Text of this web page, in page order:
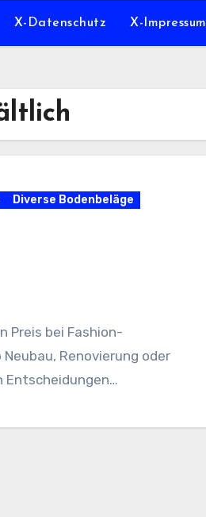
X-Datenschutz X-Impressum
Diverse Bodenbeläge
Preis bei Fashion-
Renovierung oder
Entscheidungen…